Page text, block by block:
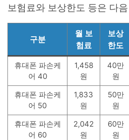
보험료와 보상한도 등은 다
구분
월 보
험료
보상
한도
휴대폰 파손케
어 40
1,458
원
40만
원
휴대폰 파손케
어 50
1,833
원
50만
원
휴대폰 파손케
어 60
2,042
원
60만
원